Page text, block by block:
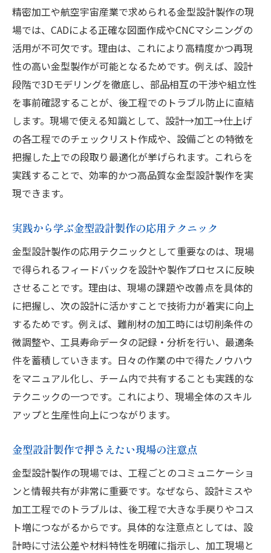
精密加工や航空宇宙産業で求められる金型設計製作の現
場では、CADによる正確な図面作成やCNCマシニングの
活用が不可欠です。理由は、これにより高精度かつ再現
性の高い金型製作が可能となるためです。例えば、設計
段階で3Dモデリングを徹底し、部品相互の干渉や組立性
を事前確認することが、後工程でのトラブル防止に直結
します。現場で使える知識として、設計→加工→仕上げ
の各工程でのチェックリスト作成や、設備ごとの特徴を
把握した上での段取り最適化が挙げられます。これらを
実践することで、効率的かつ高品質な金型設計製作を実
現できます。
実践から学ぶ金型設計製作の応用テクニック
金型設計製作の応用テクニックとして重要なのは、現場
で得られるフィードバックを設計や製作プロセスに反映
させることです。理由は、現場の課題や改善点を具体的
に把握し、次の設計に活かすことで技術力が着実に向上
するためです。例えば、難削材の加工時には切削条件の
微調整や、工具寿命データの記録・分析を行い、最適条
件を蓄積していきます。日々の作業の中で得たノウハウ
をマニュアル化し、チーム内で共有することも実践的な
テクニックの一つです。これにより、現場全体のスキル
アップと生産性向上につながります。
金型設計製作で押さえたい現場の注意点
金型設計製作の現場では、工程ごとのコミュニケーショ
ンと情報共有が非常に重要です。なぜなら、設計ミスや
加工工程でのトラブルは、後工程で大きな手戻りやコス
ト増につながるからです。具体的な注意点としては、設
計時に寸法公差や材料特性を明確に指示し、加工現場と